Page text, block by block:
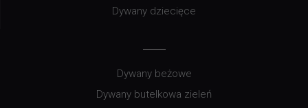
Dywany dziecięce
Dywany beżowe
Dywany butelkowa zieleń